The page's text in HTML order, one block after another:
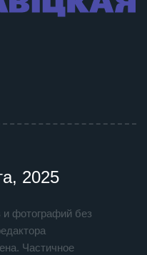
2025
и фотографий без
Частичное